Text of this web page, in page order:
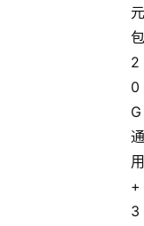
元
包
2
0
G
通
用
+
3